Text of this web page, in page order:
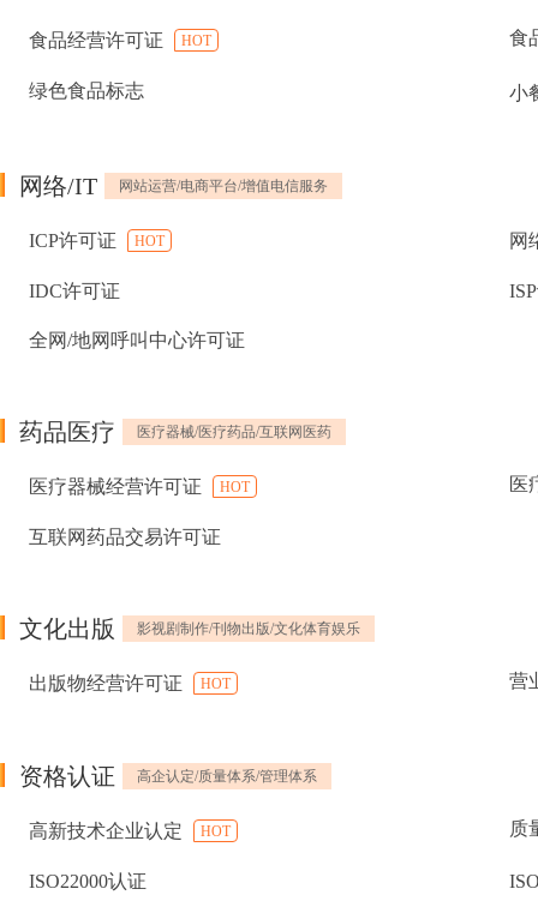
食品经营许可证 HOT 食
绿色食品标志 小
网络/IT 网站运营/电商平台/增值电信服务
ICP许可证 HOT 网
IDC许可证
全网/地网呼叫中心许可证
药品医疗 医疗器械/医疗药品/互联网医药
医疗器械经营许可证 HOT 医
互联网药品交易许可证
文化出版 影视剧制作/刊物出版/文化体育娱乐
出版物经营许可证 HOT 营
资格认证 高企认定/质量体系/管理体系
高新技术企业认定 HOT 质
ISO22000认证